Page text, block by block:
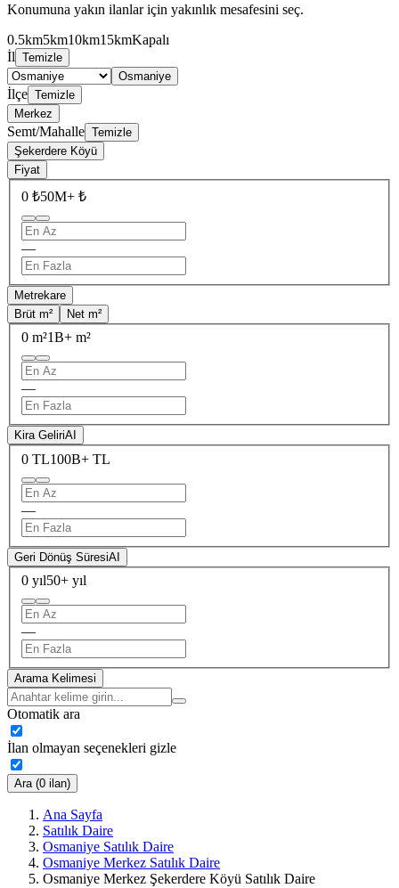
Konumuna yakın ilanlar için yakınlık mesafesini seç.
0.5km5km10km15kmKapalı
İl Temizle
Osmaniye
İlçe Temizle
Merkez
Semt/Mahalle Temizle
Şekerdere Köyü
Fiyat
0 ₺50M+ ₺
—
Metrekare
Brüt m²
Net m²
0 m²1B+ m²
—
Kira GeliriAI
0 TL100B+ TL
—
Geri Dönüş SüresiAI
0 yıl50+ yıl
—
Arama Kelimesi
Otomatik ara
İlan olmayan seçenekleri gizle
Ara (0 ilan)
Ana Sayfa
Satılık Daire
Osmaniye Satılık Daire
Osmaniye Merkez Satılık Daire
Osmaniye Merkez Şekerdere Köyü Satılık Daire